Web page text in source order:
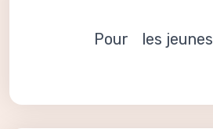
Pour les jeunes